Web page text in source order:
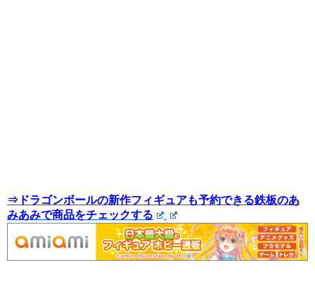
⇒ドラゴンボールの新作フィギュアも予約できる鉄板のあ
みあみで商品をチェックする